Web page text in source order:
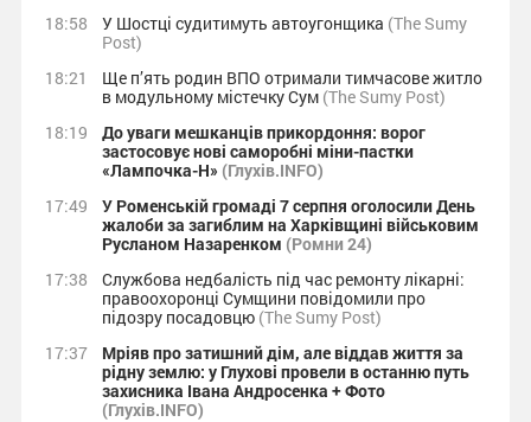
18:58
У Шостці судитимуть автоугонщика (The Sumy
Post)
18:21
Ще п’ять родин ВПО отримали тимчасове житло
в модульному містечку Сум (The Sumy Post)
18:19
До уваги мешканців прикордоння: ворог
застосовує нові саморобні міни-пастки
«Лампочка-Н» (Глухів.INFO)
17:49
У Роменській громаді 7 серпня оголосили День
жалоби за загиблим на Харківщині військовим
Русланом Назаренком (Ромни 24)
17:38
Службова недбалість під час ремонту лікарні:
правоохоронці Сумщини повідомили про
підозру посадовцю (The Sumy Post)
17:37
Мріяв про затишний дім, але віддав життя за
рідну землю: у Глухові провели в останню путь
захисника Івана Андросенка + Фото
(Глухів.INFO)